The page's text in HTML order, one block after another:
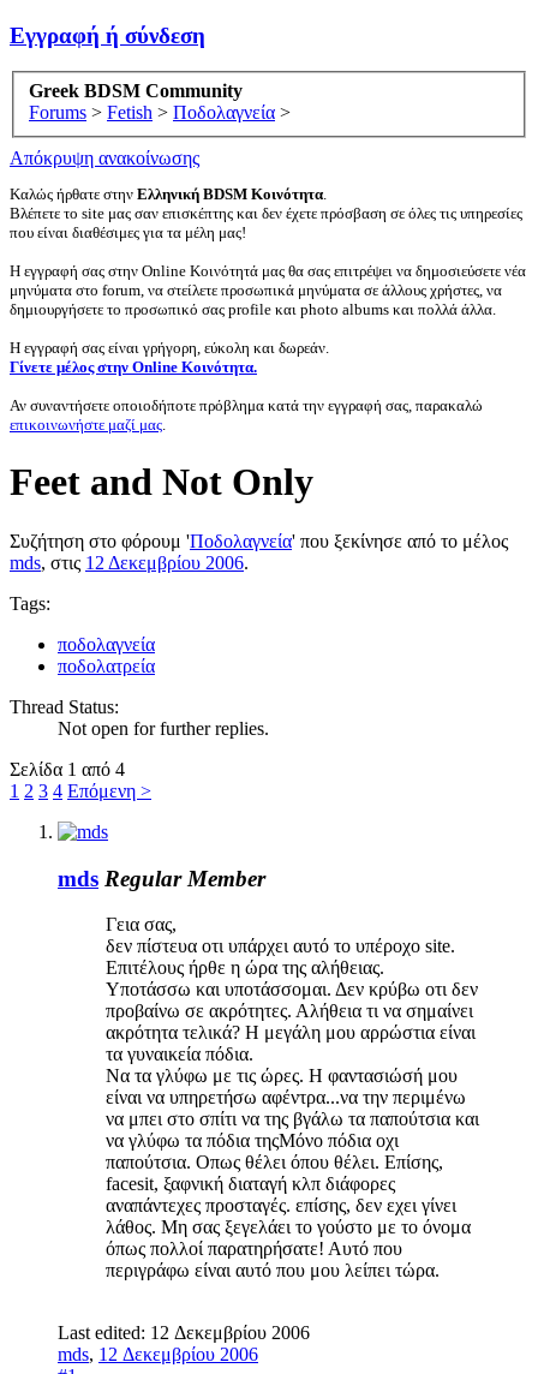
Εγγραφή ή σύνδεση
Greek BDSM Community
Forums > Fetish > Ποδολαγνεία >
Απόκρυψη ανακοίνωσης
Καλώς ήρθατε στην Ελληνική BDSM Κοινότητα.
Βλέπετε το site μας σαν επισκέπτης και δεν έχετε πρόσβαση σε όλες τις υπηρεσίες
που είναι διαθέσιμες για τα μέλη μας!
Η εγγραφή σας στην Online Κοινότητά μας θα σας επιτρέψει να δημοσιεύσετε νέα
μηνύματα στο forum, να στείλετε προσωπικά μηνύματα σε άλλους χρήστες, να
δημιουργήσετε το προσωπικό σας profile και photo albums και πολλά άλλα.
Η εγγραφή σας είναι γρήγορη, εύκολη και δωρεάν.
Γίνετε μέλος στην Online Κοινότητα.
Αν συναντήσετε οποιοδήποτε πρόβλημα κατά την εγγραφή σας, παρακαλώ
επικοινωνήστε μαζί μας.
Feet and Not Only
Συζήτηση στο φόρουμ 'Ποδολαγνεία' που ξεκίνησε από το μέλος
mds, στις 12 Δεκεμβρίου 2006.
Tags:
ποδολαγνεία
ποδολατρεία
Thread Status:
Not open for further replies.
Σελίδα 1 από 4
1 2 3 4 Επόμενη >
mds Regular Member
Γεια σας,
δεν πίστευα οτι υπάρχει αυτό το υπέροχο site.
Επιτέλους ήρθε η ώρα της αλήθειας.
Υποτάσσω και υποτάσσομαι. Δεν κρύβω οτι δεν
προβαίνω σε ακρότητες. Αλήθεια τι να σημαίνει
ακρότητα τελικά? Η μεγάλη μου αρρώστια είναι
τα γυναικεία πόδια.
Να τα γλύφω με τις ώρες. Η φαντασιώσή μου
είναι να υπηρετήσω αφέντρα...να την περιμένω
να μπει στο σπίτι να της βγάλω τα παπούτσια και
να γλύφω τα πόδια τηςΜόνο πόδια οχι
παπούτσια. Οπως θέλει όπου θέλει. Επίσης,
facesit, ξαφνική διαταγή κλπ διάφορες
αναπάντεχες προσταγές. επίσης, δεν εχει γίνει
λάθος. Μη σας ξεγελάει το γούστο με το όνομα
όπως πολλοί παρατηρήσατε! Αυτό που
περιγράφω είναι αυτό που μου λείπει τώρα.
Last edited: 12 Δεκεμβρίου 2006
mds, 12 Δεκεμβρίου 2006